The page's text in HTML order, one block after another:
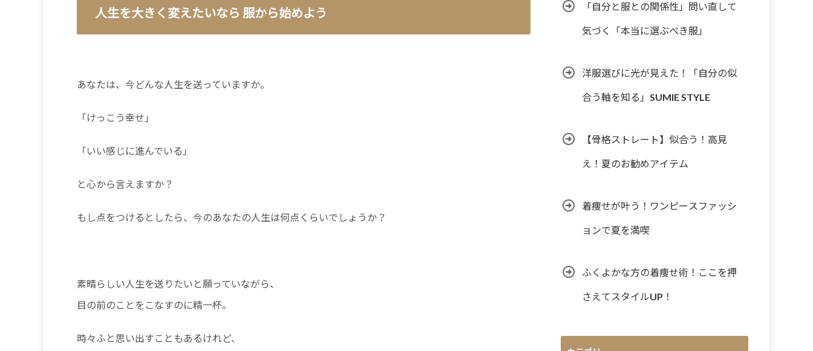
人生を大きく変えたいなら 服から始めよう
あなたは、今どんな人生を送っていますか。
「けっこう幸せ」
「いい感じに進んでいる」
と心から言えますか？
もし点をつけるとしたら、今のあなたの人生は何点くらいでしょうか？
素晴らしい人生を送りたいと願っていながら、
目の前のことをこなすのに精一杯。
時々ふと思い出すこともあるけれど、
「自分と服との関係性」問い直して
気づく「本当に選ぶべき服」
洋服選びに光が見えた！「自分の似
合う軸を知る」SUMIE STYLE
【骨格ストレート】似合う！高見
え！夏のお勧めアイテム
着痩せが叶う！ワンピースファッシ
ョンで夏を満喫
ふくよかな方の着痩せ術！ここを押
さえてスタイルUP！